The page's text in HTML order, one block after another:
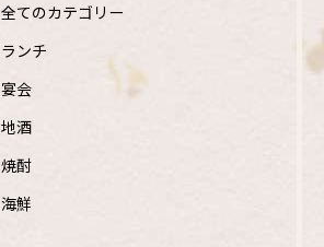
全てのカテゴリー
ランチ
宴会
地酒
焼酎
海鮮